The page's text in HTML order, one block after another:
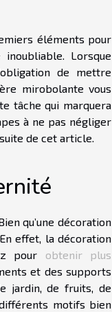
éléments pour
inoubliable. Lorsque
de mettre
mirobolante vous
tâche qui marquera
à ne pas négliger
de cet article.
qu’une décoration
effet, la décoration
pour obtenir plus
et des supports
jardin, de fruits, de
motifs bien